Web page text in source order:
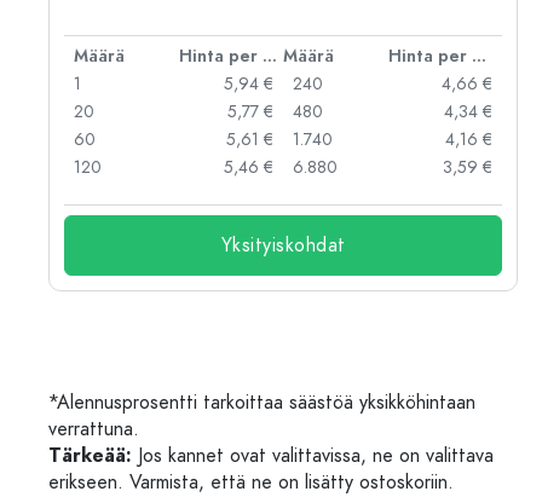
Määrä Hinta per kpl Määrä
Hinta per kpl
1
5,94 €
20
5,77 €
60
5,61 €
120
5,46 €
240
4,66 €
480
4,34 €
1.740
4,16 €
6.880
3,59 €
Yksityiskohdat
*Alennusprosentti tarkoittaa säästöä yksikköhintaan
verrattuna.
Tärkeää: Jos kannet ovat valittavissa, ne on valittava
erikseen. Varmista, että ne on lisätty ostoskoriin.